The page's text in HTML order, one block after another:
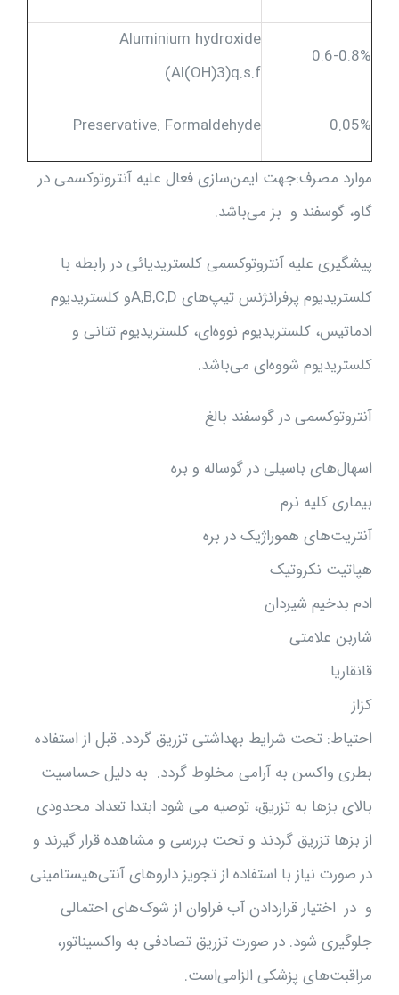
0.6-0.8%
Aluminium hydroxide
(Al(OH)3)q.s.f
0.05%
Preservative: Formaldehyde
موارد مصرف:جهت ایمن‌سازی فعال علیه آنتروتوکسمی در
گاو، گوسفند و بز می‌باشد.
پیشگیری علیه آنتروتوکسمی کلستریدیائی در رابطه با
کلستریدیوم پرفرانژنس تیپ‌های A,B,C,Dو کلستریدیوم
ادماتیس، کلستریدیوم نووه‌ای، کلستریدیوم تتانی و
کلستریدیوم شووه‌ای می‌باشد.
آنتروتوکسمی در گوسفند بالغ
اسهال‌های باسیلی در گوساله و بره
بیماری کلیه نرم
آنتریت‌های هموراژیک در بره
هپاتیت نکروتیک
ادم بدخیم شیردان
شاربن علامتی
قانقاریا
کزاز
احتیاط: تحت شرایط بهداشتی تزریق گردد. قبل از استفاده
بطری واکسن به آرامی مخلوط گردد. به دلیل حساسیت
بالای بزها به تزریق، توصیه می شود ابتدا تعداد محدودی
از بزها تزریق گردند و تحت بررسی و مشاهده قرار گیرند و
در صورت نیاز با استفاده از تجویز داروهای آنتی‌هیستامینی
و در اختیار قراردادن آب فراوان از شوک‌های احتمالی
جلوگیری شود. در صورت تزریق تصادفی به واکسیناتور،
مراقبت‌های پزشکی الزامی‌است.